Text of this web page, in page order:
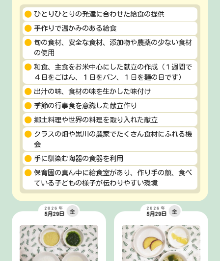
ひとりひとりの発達に合わせた給食の提供
手作りで温かみのある給食
旬の食材、安全な食材、添加物や農薬の少ない食材
の使用
和食、主食をお米中心にした献立の作成（１週間で
４日をごはん、１日をパン、１日を麺の日です）
出汁の味、食材の味を生かした味付け
季節の行事食を意識した献立作り
郷土料理や世界の料理を取り入れた献立
クラスの畑や黒川の農家でたくさん食材にふれる機
会
手に馴染む陶器の食器を利用
保育園の真ん中に給食室があり、作り手の顔、食べ
ている子どもの様子が伝わりやすい環境
2026年
5月29日
金
2026年
5月29日
金